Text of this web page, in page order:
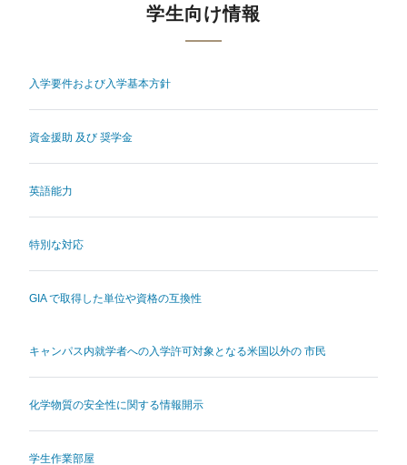
学生向け情報
入学要件および入学基本方針
資金援助 及び 奨学金
英語能力
特別な対応
GIA で取得した単位や資格の互換性
キャンパス内就学者への入学許可対象となる米国以外の 市民
化学物質の安全性に関する情報開示
学生作業部屋